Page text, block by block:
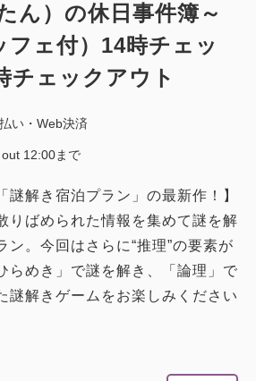
ん）の休日事件簿～
フェ付）14時チェッ
チェックアウト
い・Web決済
12:00まで
謎解き宿泊プラン」の最新作！】
りばめられた情報を集めて謎を解
ン。今回はさらに“推理”の要素が
らめき」で謎を解き、「論理」で
謎解きゲームをお楽しみください